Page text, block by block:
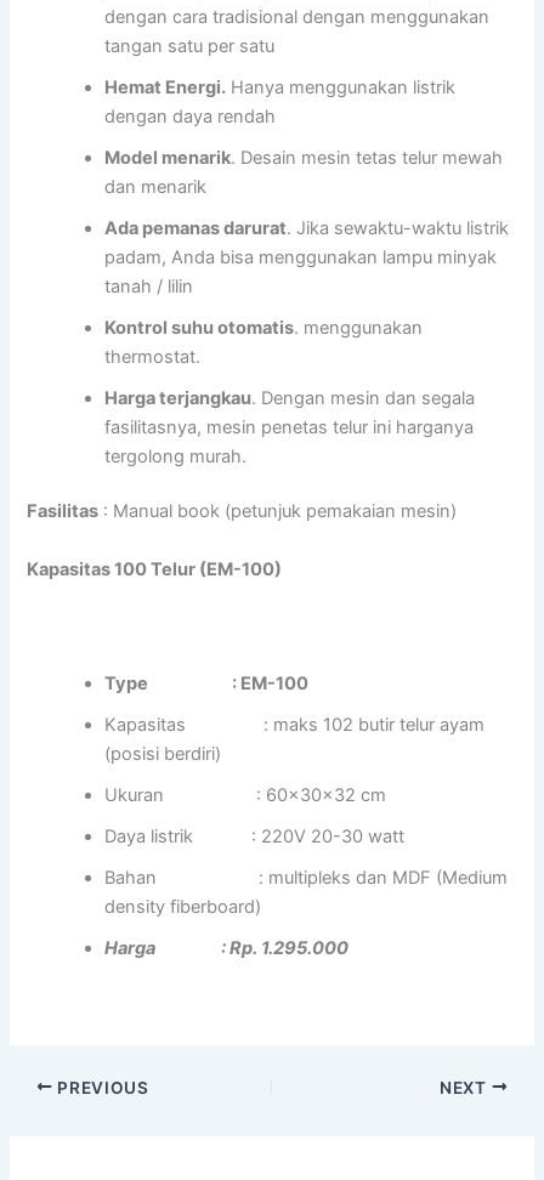
dengan cara tradisional dengan menggunakan
tangan satu per satu
Hemat Energi. Hanya menggunakan listrik
dengan daya rendah
Model menarik. Desain mesin tetas telur mewah
dan menarik
Ada pemanas darurat. Jika sewaktu-waktu listrik
padam, Anda bisa menggunakan lampu minyak
tanah / lilin
Kontrol suhu otomatis. menggunakan
thermostat.
Harga terjangkau. Dengan mesin dan segala
fasilitasnya, mesin penetas telur ini harganya
tergolong murah.
Fasilitas : Manual book (petunjuk pemakaian mesin)
Kapasitas 100 Telur (EM-100)
Type : EM-100
Kapasitas : maks 102 butir telur ayam
(posisi berdiri)
Ukuran : 60x30x32 cm
Daya listrik : 220V 20-30 watt
Bahan : multipleks dan MDF (Medium
density fiberboard)
Harga : Rp. 1.295.000
PREVIOUS NEXT